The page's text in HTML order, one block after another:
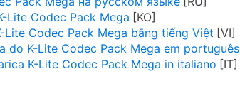
Lite Codec Pack Mega
Lite Codec Pack Mega bằng tiếng Việt
do K-Lite Codec Pack Mega em português
K-Lite Codec Pack Mega in italiano